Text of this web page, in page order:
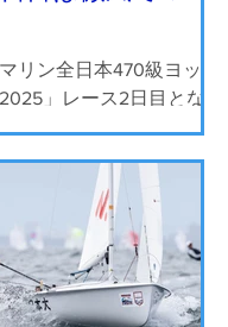
リン全日本470級ヨット
」レース2日目となる
天と微風のコンディショ
のチームリーダーミーテ
恒例のビブスセレモニー
時45分にD旗が掲揚され